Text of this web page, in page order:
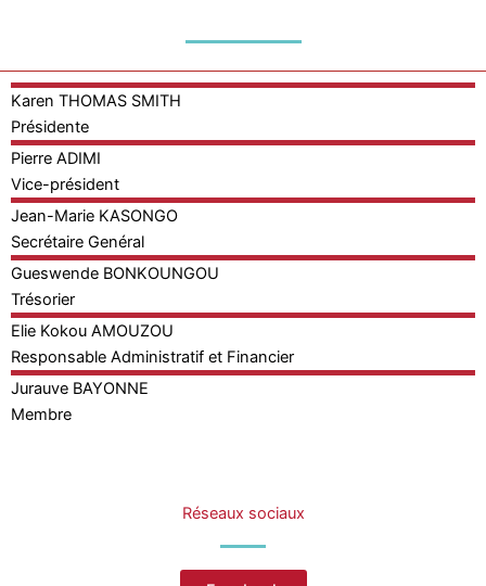
Karen THOMAS SMITH
Présidente
Pierre ADIMI
Vice-président
Jean-Marie KASONGO
Secrétaire Genéral
Gueswende BONKOUNGOU
Trésorier
Elie Kokou AMOUZOU
Responsable Administratif et Financier
Jurauve BAYONNE
Membre
Réseaux sociaux